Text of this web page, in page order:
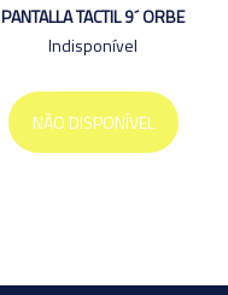
PANTALLA TACTIL 9´ ORBE
Indisponível
NÃO DISPONÍVEL